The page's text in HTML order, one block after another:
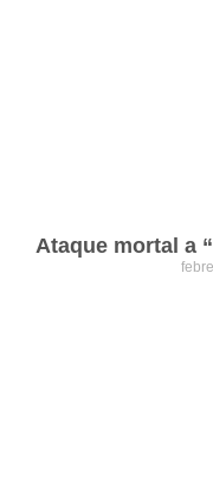
Ataque mortal a